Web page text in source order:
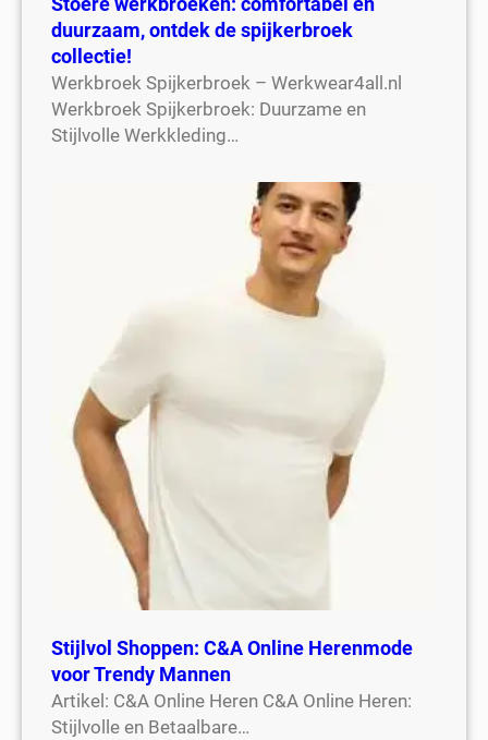
duurzaam, ontdek de spijkerbroek
collectie!
Werkbroek Spijkerbroek – Werkwear4all.nl
Werkbroek Spijkerbroek: Duurzame en
Stijlvolle Werkkleding…
Stijlvol Shoppen: C&A Online Herenmode
voor Trendy Mannen
Artikel: C&A Online Heren C&A Online Heren:
Stijlvolle en Betaalbare…